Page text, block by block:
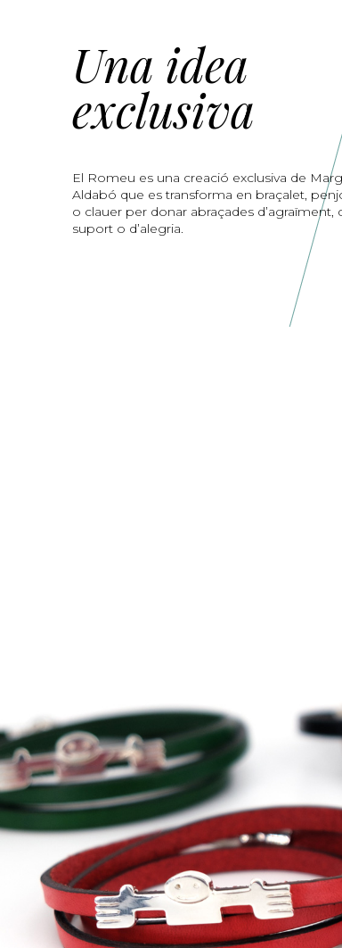
Una idea
exclusiva
El Romeu es una creació exclusiva de
Aldabó que es transforma en braçalet,
o clauer per donar abraçades d’agraïment,
suport o d’alegria.